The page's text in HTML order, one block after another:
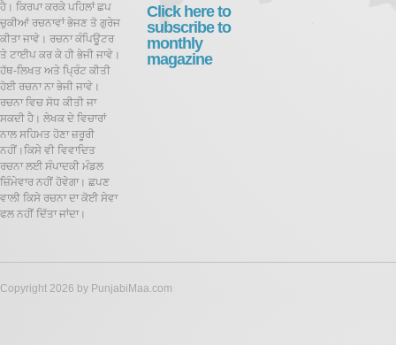
ਹੈ। ਕਿਰਪਾ ਕਰਕੇ ਪਹਿਲਾਂ ਛਪ
ਚੁਕੀਆਂ ਰਚਨਾਵਾਂ ਭੇਜਣ ਤੋ ਗੁਰੇਜ
ਕੀਤਾ ਜਾਵੇ। ਰਚਨਾ ਕੰਪਿਊਟਰ
ਤੇ ਟਾਈਪ ਕਰ ਕੇ ਹੀ ਭੇਜੀ ਜਾਵੇ।
ਹੱਥ-ਲਿਖਤ ਅਤੇ ਪ੍ਰਿੰਟ ਕੀਤੀ
ਹੋਈ ਰਚਨਾ ਨਾ ਭੇਜੀ ਜਾਵੇ।
ਰਚਨਾ ਵਿਚ ਸੋਧ ਕੀਤੀ ਜਾ
ਸਕਦੀ ਹੈ। ਲੇਖਕ ਦੇ ਵਿਚਾਰਾਂ
ਨਾਲ ਸਹਿਮਤ ਹੋਣਾ ਜ਼ਰੂਰੀ
ਨਹੀਂ।ਕਿਸੇ ਵੀ ਵਿਵਾਦਿਤ
ਰਚਨਾ ਲਈ ਸੰਪਾਦਕੀ ਮੰਡਲ
ਜ਼ਿੰਮੇਵਾਰ ਨਹੀਂ ਹੋਵੇਗਾ। ਛਪਣ
ਵਾਲੀ ਕਿਸੇ ਰਚਨਾ ਦਾ ਕੋਈ ਸੇਵਾ
ਫਲ ਨਹੀਂ ਦਿੱਤਾ ਜਾਂਦਾ।
Click here to
subscribe to
monthly
magazine
Copyright 2026 by PunjabiMaa.com